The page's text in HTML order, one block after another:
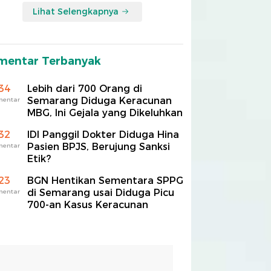
Lihat Selengkapnya
Terbanyak
Lebih dari 700 Orang di
Semarang Diduga Keracunan
MBG, Ini Gejala yang Dikeluhkan
IDI Panggil Dokter Diduga Hina
Pasien BPJS, Berujung Sanksi
Etik?
BGN Hentikan Sementara SPPG
di Semarang usai Diduga Picu
700-an Kasus Keracunan